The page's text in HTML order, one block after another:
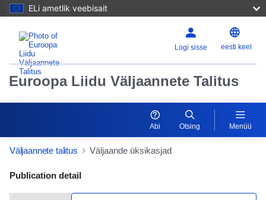
ELi ametlik veebisait
Logi sisse eesti keel
Euroopa Liidu Väljaannete Talitus
Abi Otsing Menüü
Väljaannete talitus Väljaande üksikasjad
Publication Detail Actions Portlet
Publication detail